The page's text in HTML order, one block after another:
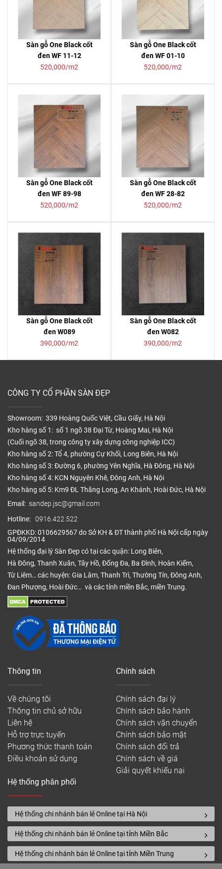
Sàn gỗ One Black cốt
đen WF 11-12
520,000/m2
Sàn gỗ One Black cốt
đen WF 01-10
520,000/m2
Sàn gỗ One Black cốt
đen WF 89-98
520,000/m2
Sàn gỗ One Black cốt
đen WF 28-82
520,000/m2
Sàn gỗ One Black cốt
đen W089
390,000/m2
Sàn gỗ One Black cốt
đen W082
390,000/m2
CÔNG TY CỔ PHẦN SÀN ĐẸP
Showroom: 339 Hoàng Quốc Việt, Cầu Giấy, Hà Nội
Kho hàng số 1: số 1 ngõ 38 Đại Từ, Hoàng Mai, Hà Nội
(Cuối ngõ 38, trong công ty xây dựng công nghiệp ICC)
Kho hàng số 2: Tổ 4, phường Cự Khối, Long Biên, Hà Nội
Kho hàng số 3: Đường 6, phường Yên Nghĩa, Hà Đông, Hà Nội
Kho hàng số 4: KCN Nguyên Khê, Đông Anh, Hà Nội
Kho hàng số 5: Km9 ĐL Thăng Long, An Khánh, Hoài Đức, Hà Nội
Email: sandep.jsc@gmail.com
Hotline: 0916.422.522
GPĐKKD: 0106629567 do Sở KH & ĐT thành phố Hà Nội cấp ngày
04/09/2014
Hệ thống đại lý Sàn Đẹp có tại các quận: Long Biên,
Hà Đông, Thanh Xuân, Tây Hồ, Đống Đa, Ba Đình, Hoàn Kiếm,
Từ Liêm… các huyện: Gia Lâm, Thanh Trì, Thường Tín, Đông Anh,
Đan Phượng, Hoài Đức… và các tỉnh miền Bắc, miền Trung.
Thông tin
Về chúng tôi
Thông tin chủ sở hữu
Liên hệ
Hỗ trợ trực tuyến
Phương thức thanh toán
Điều khoản sử dụng
Chính sách
Chính sách đại lý
Chính sách bảo hành
Chính sách vận chuyển
Chính sách bảo mật
Chính sách đổi trả
Chính sách về giá
Giải quyết khiếu nại
Hệ thống phân phối
Hệ thống chi nhánh bán lẻ Online tại Hà Nội
Hệ thống chi nhánh bán lẻ Online tại tỉnh Miền Bắc
Hệ thống chi nhánh bán lẻ Online tại tỉnh Miền Trung